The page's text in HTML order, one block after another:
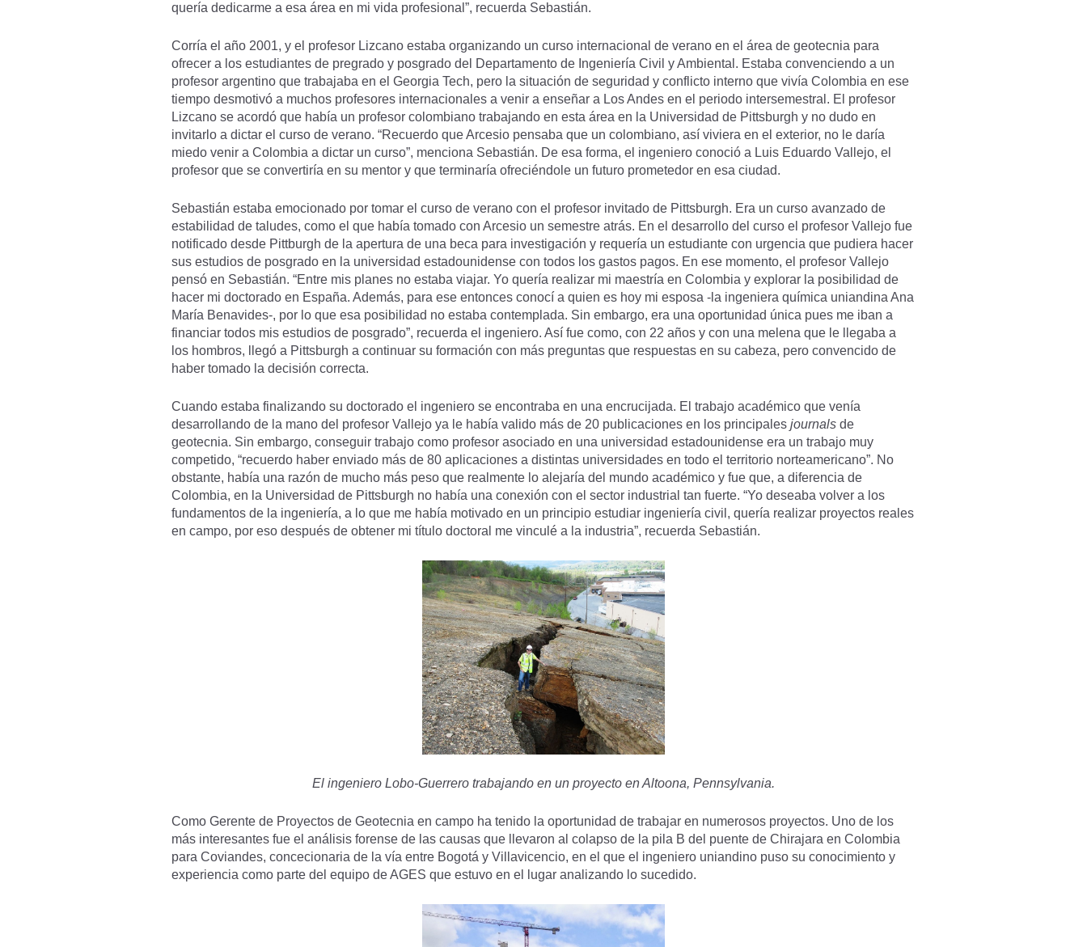
quería dedicarme a esa área en mi vida profesional”, recuerda Sebastián.
Corría el año 2001, y el profesor Lizcano estaba organizando un curso internacional de verano en el área de geotecnia para
ofrecer a los estudiantes de pregrado y posgrado del Departamento de Ingeniería Civil y Ambiental. Estaba convenciendo a un
profesor argentino que trabajaba en el Georgia Tech, pero la situación de seguridad y conflicto interno que vivía Colombia en ese
tiempo desmotivó a muchos profesores internacionales a venir a enseñar a Los Andes en el periodo intersemestral. El profesor
Lizcano se acordó que había un profesor colombiano trabajando en esta área en la Universidad de Pittsburgh y no dudo en
invitarlo a dictar el curso de verano. “Recuerdo que Arcesio pensaba que un colombiano, así viviera en el exterior, no le daría
miedo venir a Colombia a dictar un curso”, menciona Sebastián. De esa forma, el ingeniero conoció a Luis Eduardo Vallejo, el
profesor que se convertiría en su mentor y que terminaría ofreciéndole un futuro prometedor en esa ciudad.
Sebastián estaba emocionado por tomar el curso de verano con el profesor invitado de Pittsburgh. Era un curso avanzado de
estabilidad de taludes, como el que había tomado con Arcesio un semestre atrás. En el desarrollo del curso el profesor Vallejo fue
notificado desde Pittburgh de la apertura de una beca para investigación y requería un estudiante con urgencia que pudiera hacer
sus estudios de posgrado en la universidad estadounidense con todos los gastos pagos. En ese momento, el profesor Vallejo
pensó en Sebastián. “Entre mis planes no estaba viajar. Yo quería realizar mi maestría en Colombia y explorar la posibilidad de
hacer mi doctorado en España. Además, para ese entonces conocí a quien es hoy mi esposa -la ingeniera química uniandina Ana
María Benavides-, por lo que esa posibilidad no estaba contemplada. Sin embargo, era una oportunidad única pues me iban a
financiar todos mis estudios de posgrado”, recuerda el ingeniero. Así fue como, con 22 años y con una melena que le llegaba a
los hombros, llegó a Pittsburgh a continuar su formación con más preguntas que respuestas en su cabeza, pero convencido de
haber tomado la decisión correcta.
Cuando estaba finalizando su doctorado el ingeniero se encontraba en una encrucijada. El trabajo académico que venía
desarrollando de la mano del profesor Vallejo ya le había valido más de 20 publicaciones en los principales journals de
geotecnia. Sin embargo, conseguir trabajo como profesor asociado en una universidad estadounidense era un trabajo muy
competido, “recuerdo haber enviado más de 80 aplicaciones a distintas universidades en todo el territorio norteamericano”. No
obstante, había una razón de mucho más peso que realmente lo alejaría del mundo académico y fue que, a diferencia de
Colombia, en la Universidad de Pittsburgh no había una conexión con el sector industrial tan fuerte. “Yo deseaba volver a los
fundamentos de la ingeniería, a lo que me había motivado en un principio estudiar ingeniería civil, quería realizar proyectos reales
en campo, por eso después de obtener mi título doctoral me vinculé a la industria”, recuerda Sebastián.
El ingeniero Lobo-Guerrero trabajando en un proyecto en Altoona, Pennsylvania.
Como Gerente de Proyectos de Geotecnia en campo ha tenido la oportunidad de trabajar en numerosos proyectos. Uno de los
más interesantes fue el análisis forense de las causas que llevaron al colapso de la pila B del puente de Chirajara en Colombia
para Coviandes, concecionaria de la vía entre Bogotá y Villavicencio, en el que el ingeniero uniandino puso su conocimiento y
experiencia como parte del equipo de AGES que estuvo en el lugar analizando lo sucedido.